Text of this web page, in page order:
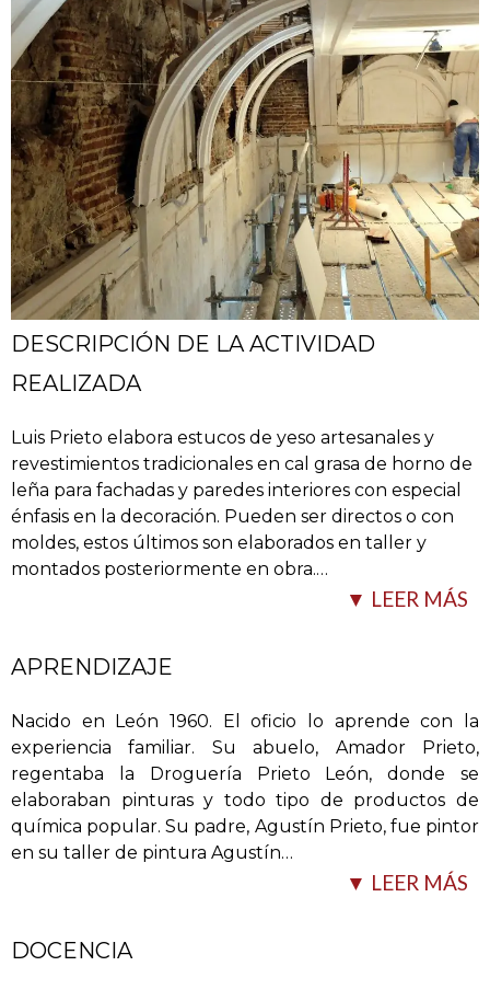
DESCRIPCIÓN DE LA ACTIVIDAD
REALIZADA
Luis Prieto elabora estucos de yeso artesanales y
revestimientos tradicionales en cal grasa de horno de
leña para fachadas y paredes interiores con especial
énfasis en la decoración. Pueden ser directos o con
moldes, estos últimos son elaborados en taller y
montados posteriormente en obra.…
Estos estucos se aplican a grandes espacios, pero
también a objetos como mesas, chimeneas,
inscripciones, incrustaciones, estatuaria, pudiendo
realizar también copias y restauraciones de los
yeso-cal.
▼ LEER MÁS
APRENDIZAJE
Nacido en León 1960. El oficio lo aprende con la
experiencia familiar. Su abuelo, Amador Prieto,
regentaba la Droguería Prieto León, donde se
elaboraban pinturas y todo tipo de productos de
química popular. Su padre, Agustín Prieto, fue pintor
en su taller de pintura Agustín…
▼ LEER MÁS
DOCENCIA